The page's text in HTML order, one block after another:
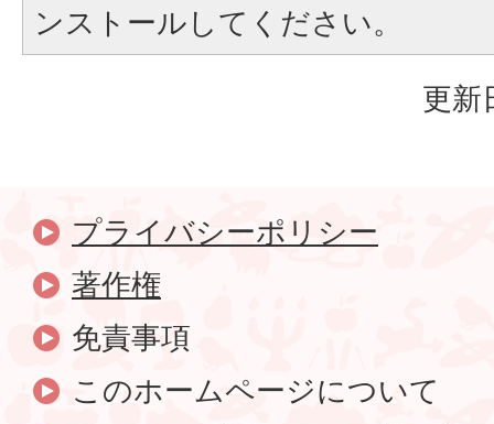
ンストールしてください。
更新
プライバシーポリシー
著作権
免責事項
このホームページについて